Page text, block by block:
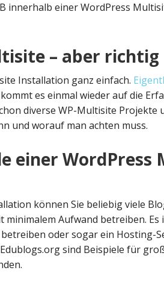
innerhalb einer WordPress
– aber richtig
Installation ganz einfach.
es einmal wieder auf die
diverse WP-Multisite Projekte
und worauf man achten muss.
einer WordPress
können Sie beliebig viele
Aufwand betreiben. Es
oder sogar ein Hosting-
sind Beispiele für